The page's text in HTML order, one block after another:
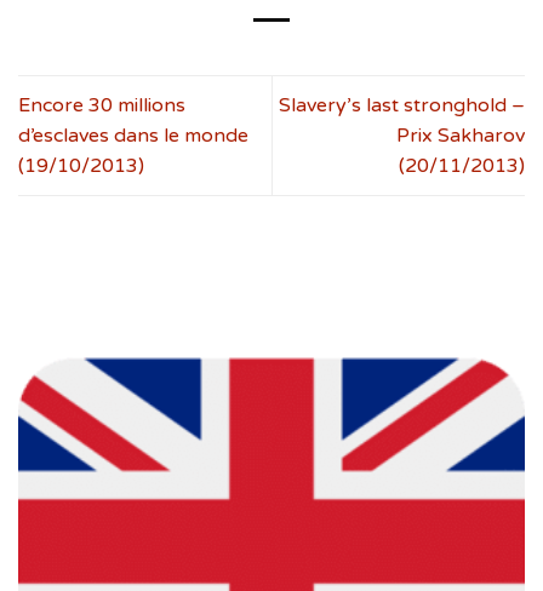
Encore 30 millions
d’esclaves dans le monde
(19/10/2013)
Slavery’s last stronghold –
Prix Sakharov
(20/11/2013)